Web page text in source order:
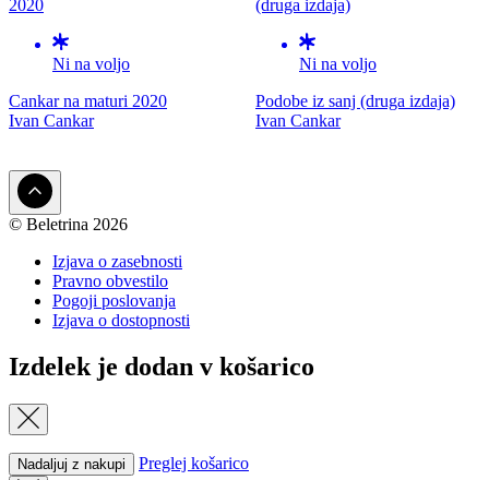
Ni na voljo
Cankar na maturi 2020
Ivan Cankar
Ni na voljo
Podobe iz sanj (druga izdaja)
Ivan Cankar
© Beletrina 2026
Izjava o zasebnosti
Pravno obvestilo
Pogoji poslovanja
Izjava o dostopnosti
Izdelek je dodan v košarico
Nadaljuj z nakupi Preglej košarico